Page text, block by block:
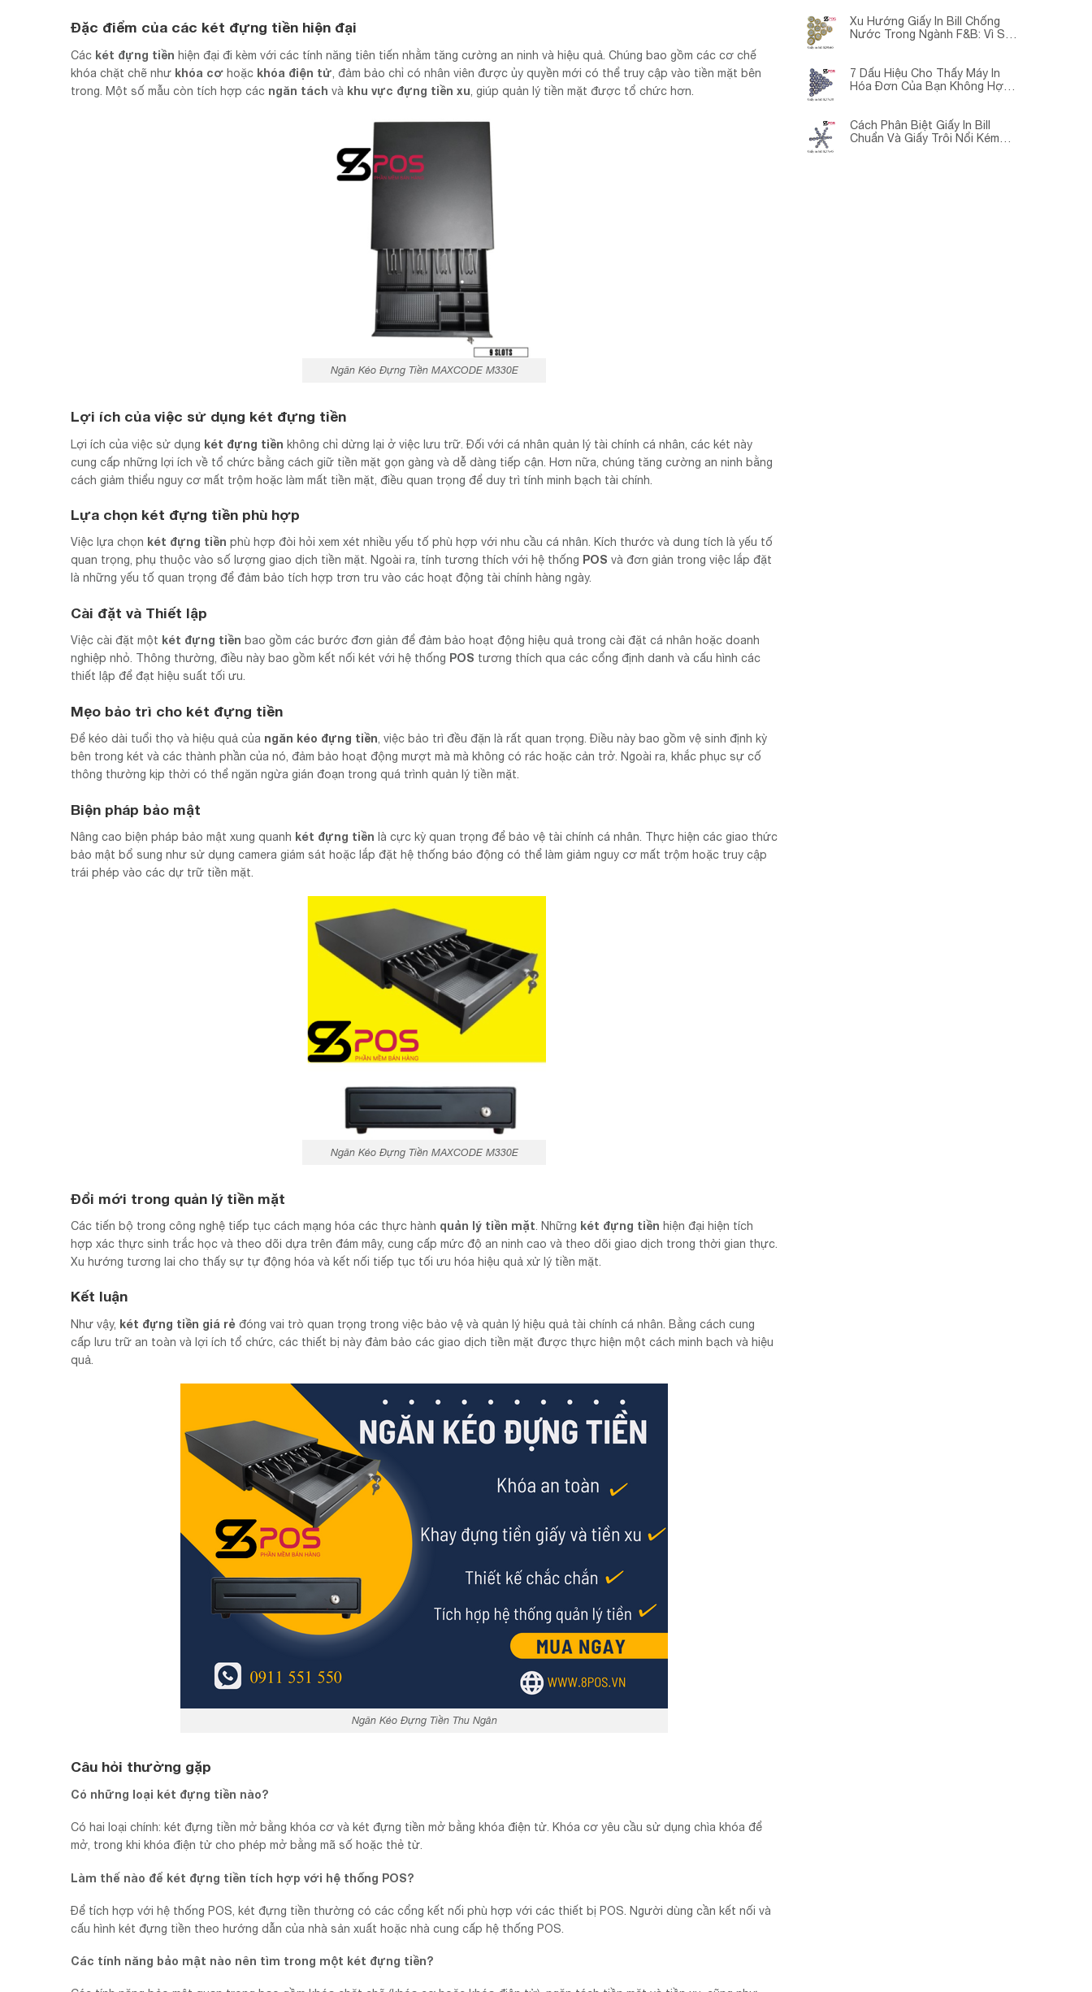
Đặc điểm của các két đựng tiền hiện đại
Các két đựng tiền hiện đại đi kèm với các tính năng tiên tiến nhằm tăng cường an ninh và hiệu quả. Chúng bao gồm các cơ chế
khóa chặt chẽ như khóa cơ hoặc khóa điện tử , đảm bảo chỉ có nhân viên được ủy quyền mới có thể truy cập vào tiền mặt bên
trong. Một số mẫu còn tích hợp các ngăn tách và khu vực đựng tiền xu , giúp quản lý tiền mặt được tổ chức hơn.
Ngăn Kéo Đựng Tiền MAXCODE M330E
Lợi ích của việc sử dụng két đựng tiền
Lợi ích của việc sử dụng két đựng tiền không chỉ dừng lại ở việc lưu trữ. Đối với cá nhân quản lý tài chính cá nhân, các két này
cung cấp những lợi ích về tổ chức bằng cách giữ tiền mặt gọn gàng và dễ dàng tiếp cận. Hơn nữa, chúng tăng cường an ninh bằng
cách giảm thiểu nguy cơ mất trộm hoặc làm mất tiền mặt, điều quan trọng để duy trì tính minh bạch tài chính.
Lựa chọn két đựng tiền phù hợp
Việc lựa chọn két đựng tiền phù hợp đòi hỏi xem xét nhiều yếu tố phù hợp với nhu cầu cá nhân. Kích thước và dung tích là yếu tố
quan trọng, phụ thuộc vào số lượng giao dịch tiền mặt. Ngoài ra, tính tương thích với hệ thống POS và đơn giản trong việc lắp đặt
là những yếu tố quan trọng để đảm bảo tích hợp trơn tru vào các hoạt động tài chính hàng ngày.
Cài đặt và Thiết lập
Việc cài đặt một két đựng tiền bao gồm các bước đơn giản để đảm bảo hoạt động hiệu quả trong cài đặt cá nhân hoặc doanh
nghiệp nhỏ. Thông thường, điều này bao gồm kết nối két với hệ thống POS tương thích qua các cổng định danh và cấu hình các
thiết lập để đạt hiệu suất tối ưu.
Mẹo bảo trì cho két đựng tiền
Để kéo dài tuổi thọ và hiệu quả của ngăn kéo đựng tiền, việc bảo trì đều đặn là rất quan trọng. Điều này bao gồm vệ sinh định kỳ
bên trong két và các thành phần của nó, đảm bảo hoạt động mượt mà mà không có rác hoặc cản trở. Ngoài ra, khắc phục sự cố
thông thường kịp thời có thể ngăn ngừa gián đoạn trong quá trình quản lý tiền mặt.
Biện pháp bảo mật
Nâng cao biện pháp bảo mật xung quanh két đựng tiền là cực kỳ quan trọng để bảo vệ tài chính cá nhân. Thực hiện các giao thức
bảo mật bổ sung như sử dụng camera giám sát hoặc lắp đặt hệ thống báo động có thể làm giảm nguy cơ mất trộm hoặc truy cập
trái phép vào các dự trữ tiền mặt.
Ngăn Kéo Đựng Tiền MAXCODE M330E
Đổi mới trong quản lý tiền mặt
Các tiến bộ trong công nghệ tiếp tục cách mạng hóa các thực hành quản lý tiền mặt. Những két đựng tiền hiện đại hiện tích
hợp xác thực sinh trắc học và theo dõi dựa trên đám mây, cung cấp mức độ an ninh cao và theo dõi giao dịch trong thời gian thực.
Xu hướng tương lai cho thấy sự tự động hóa và kết nối tiếp tục tối ưu hóa hiệu quả xử lý tiền mặt.
Kết luận
Như vậy, két đựng tiền giá rẻ đóng vai trò quan trọng trong việc bảo vệ và quản lý hiệu quả tài chính cá nhân. Bằng cách cung
cấp lưu trữ an toàn và lợi ích tổ chức, các thiết bị này đảm bảo các giao dịch tiền mặt được thực hiện một cách minh bạch và hiệu
quả.
Ngăn Kéo Đựng Tiền Thu Ngân
Câu hỏi thường gặp
Có những loại két đựng tiền nào?
Có hai loại chính: két đựng tiền mở bằng khóa cơ và két đựng tiền mở bằng khóa điện tử. Khóa cơ yêu cầu sử dụng chìa khóa để
mở, trong khi khóa điện tử cho phép mở bằng mã số hoặc thẻ từ.
Làm thế nào để két đựng tiền tích hợp với hệ thống POS?
Để tích hợp với hệ thống POS, két đựng tiền thường có các cổng kết nối phù hợp với các thiết bị POS. Người dùng cần kết nối và
cấu hình két đựng tiền theo hướng dẫn của nhà sản xuất hoặc nhà cung cấp hệ thống POS.
Các tính năng bảo mật nào nên tìm trong một két đựng tiền?
Xu Hướng Giấy In Bill Chống
Nước Trong Ngành F&B: Vì Sao
7 Dấu Hiệu Cho Thấy Máy In
Hóa Đơn Của Bạn Không Hợp
Cách Phân Biệt Giấy In Bill
Chuẩn Và Giấy Trôi Nổi Kém